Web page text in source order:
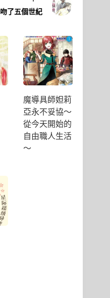
吻了五個世紀
魔導具師妲莉
亞永不妥協～
從今天開始的
自由職人生活
～